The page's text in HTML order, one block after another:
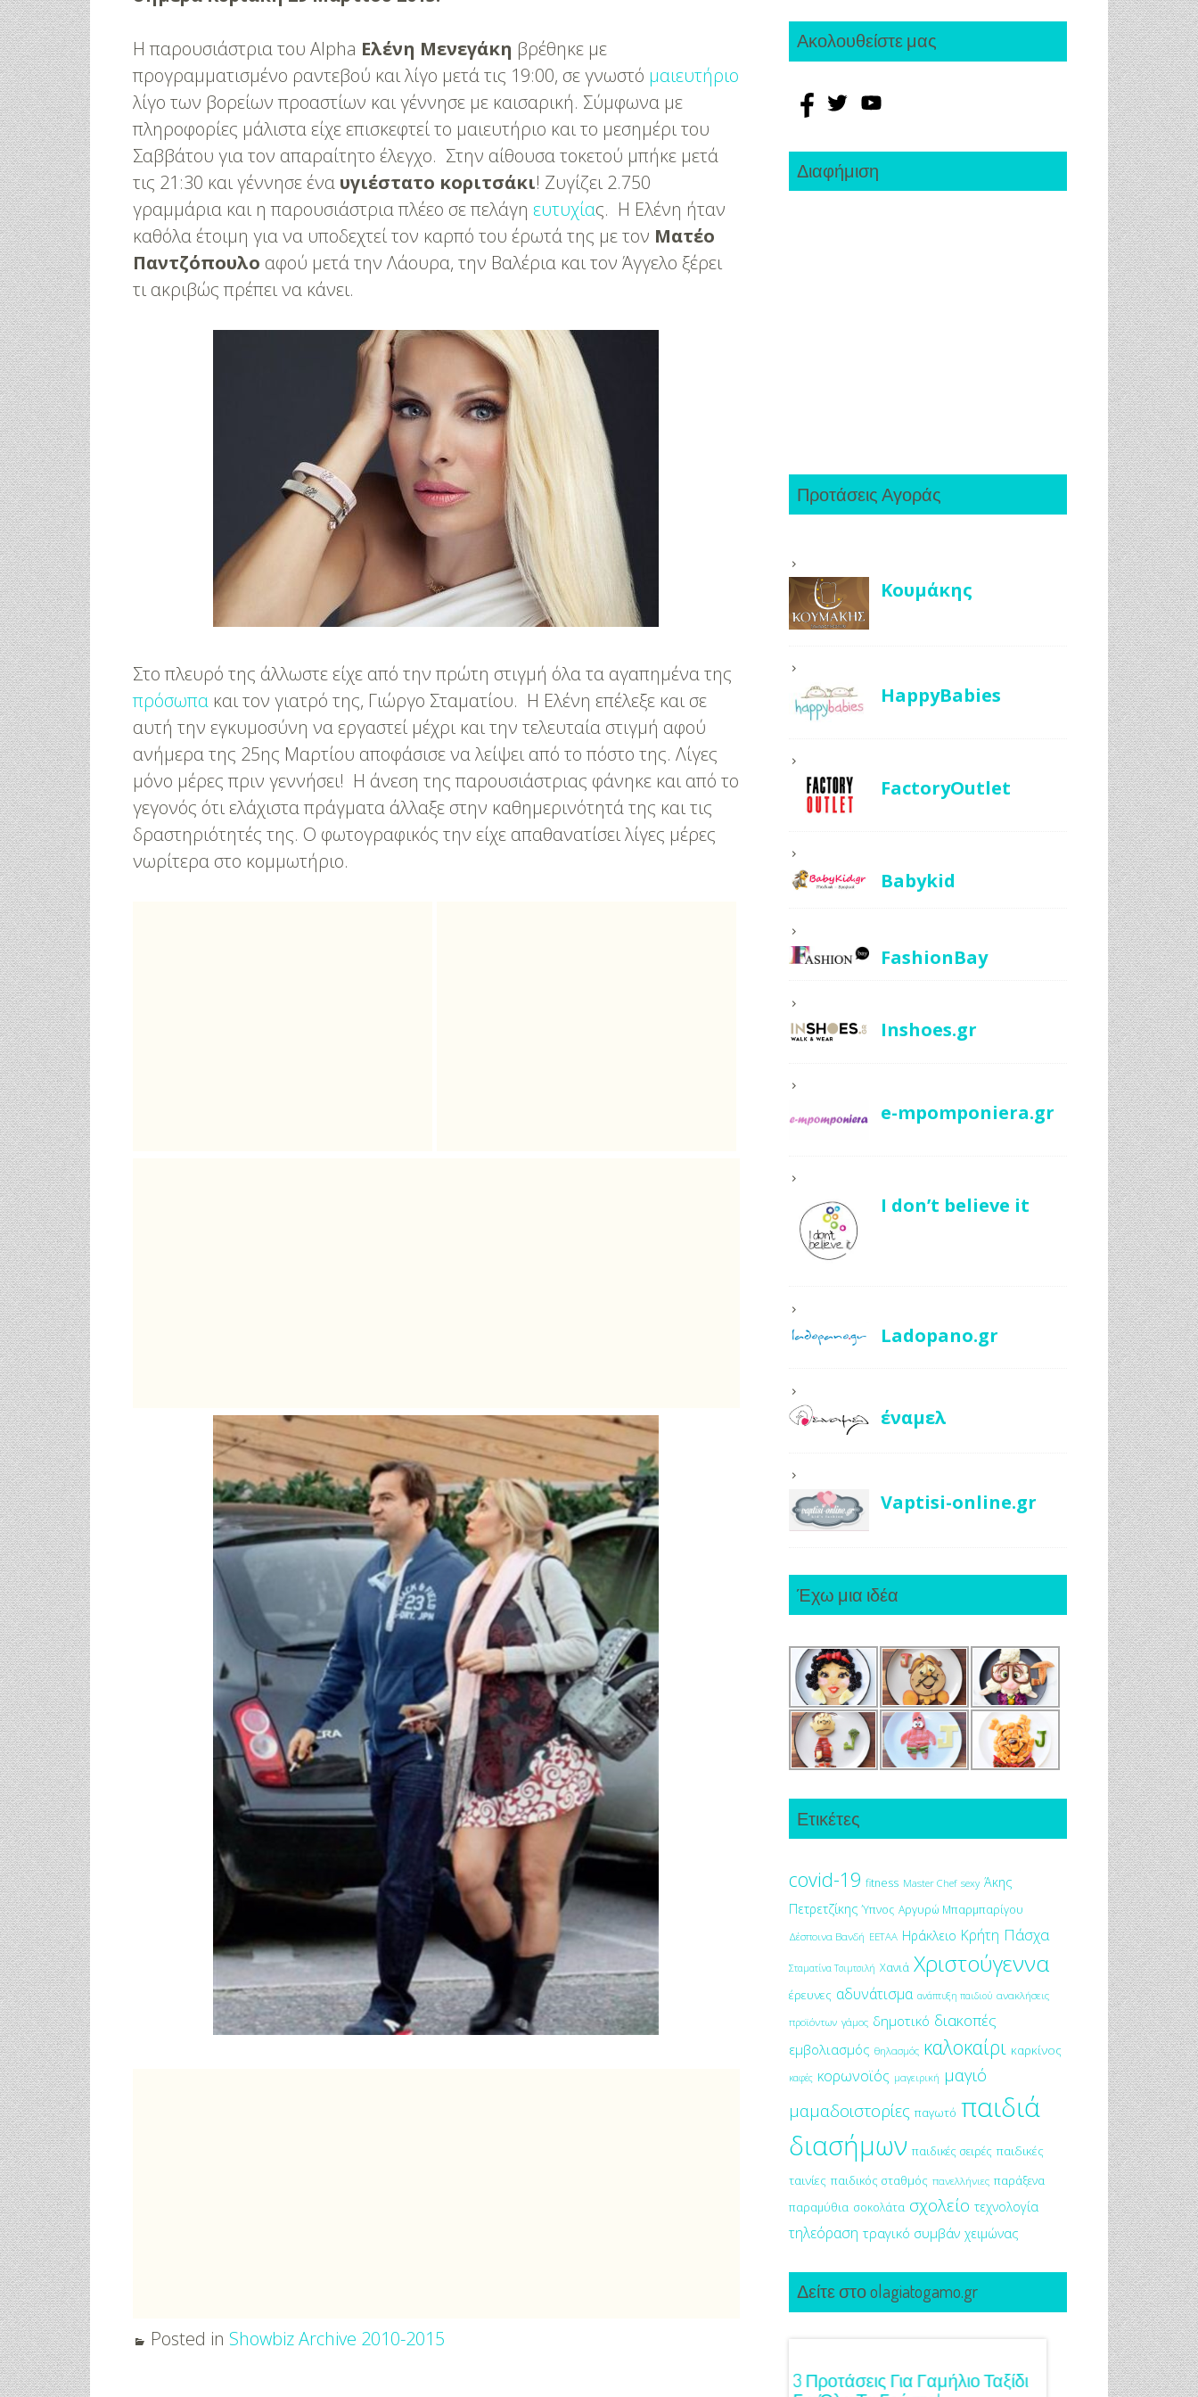
Η παρουσιάστρια του Alpha Ελένη Μενεγάκη βρέθηκε με
προγραμματισμένο ραντεβού και λίγο μετά τις 19:00, σε γνωστό μαιευτήριο
λίγο των βορείων προαστίων και γέννησε με καισαρική. Σύμφωνα με
πληροφορίες μάλιστα είχε επισκεφτεί το μαιευτήριο και το μεσημέρι του
Σαββάτου για τον απαραίτητο έλεγχο. Στην αίθουσα τοκετού μπήκε μετά
τις 21:30 και γέννησε ένα υγιέστατο κοριτσάκι! Ζυγίζει 2.750
γραμμάρια και η παρουσιάστρια πλέεο σε πελάγη ευτυχίας. Η Ελένη ήταν
καθόλα έτοιμη για να υποδεχτεί τον καρπό του έρωτά της με τον Ματέο
Παντζόπουλο αφού μετά την Λάουρα, την Βαλέρια και τον Άγγελο ξέρει
τι ακριβώς πρέπει να κάνει.
Στο πλευρό της άλλωστε είχε από την πρώτη στιγμή όλα τα αγαπημένα της
πρόσωπα και τον γιατρό της, Γιώργο Σταματίου. Η Ελένη επέλεξε και σε
αυτή την εγκυμοσύνη να εργαστεί μέχρι και την τελευταία στιγμή αφού
ανήμερα της 25ης Μαρτίου αποφάσισε να λείψει από το πόστο της. Λίγες
μόνο μέρες πριν γεννήσει! Η άνεση της παρουσιάστριας φάνηκε και από το
γεγονός ότι ελάχιστα πράγματα άλλαξε στην καθημερινότητά της και τις
δραστηριότητές της. Ο φωτογραφικός την είχε απαθανατίσει λίγες μέρες
νωρίτερα στο κομμωτήριο.
Posted in Showbiz Archive 2010-2015
Ακολουθείστε μας
Διαφήμιση
Προτάσεις Αγοράς
Κουμάκης
HappyBabies
FactoryOutlet
Babykid
FashionBay
Inshoes.gr
e-mpomponiera.gr
I don’t believe it
Ladopano.gr
έναμελ
Vaptisi-online.gr
Έχω μια ιδέα
Ετικέτες
covid-19 fitness Master Chef sexy Άκης
Πετρετζίκης Ύπνος Αργυρώ Μπαρμπαρίγου
Δέσποινα Βανδή ΕΕΤΑΑ Ηράκλειο Κρήτη Πάσχα
Σταματίνα Τσιμτσιλή Χανιά Χριστούγεννα
έρευνες αδυνάτισμα ανάπτυξη παιδιού ανακλήσεις
προϊόντων γάμος δημοτικό διακοπές
εμβολιασμός θηλασμός καλοκαίρι καρκίνος
καφές κορωνοϊός μαγειρική μαγιό
μαμαδοιστορίες παγωτό παιδιά
διασήμων παιδικές σειρές παιδικές
ταινίες παιδικός σταθμός πανελλήνιες παράξενα
παραμύθια σοκολάτα σχολείο τεχνολογία
τηλεόραση τραγικό συμβάν χειμώνας
Δείτε στο olagiatogamo.gr
Γάμος Πάνος Μουζουράκη &
3 Προτάσεις Για Γαμήλιο Ταξίδι
Πρωτότυπες Ιδέες